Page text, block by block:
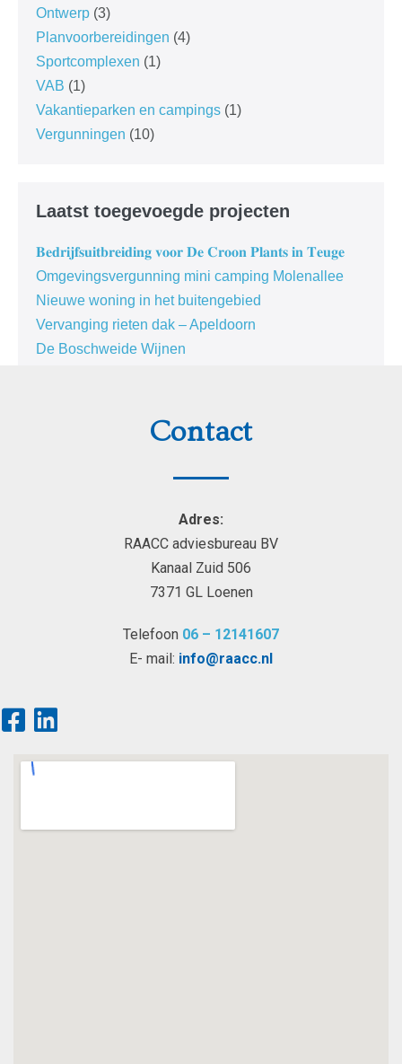
Ontwerp (3)
Planvoorbereidingen (4)
Sportcomplexen (1)
VAB (1)
Vakantieparken en campings (1)
Vergunningen (10)
Laatst toegevoegde projecten
𝐁𝐞𝐝𝐫𝐢𝐣𝐟𝐬𝐮𝐢𝐭𝐛𝐫𝐞𝐢𝐝𝐢𝐧𝐠 𝐯𝐨𝐨𝐫 𝐃𝐞 𝐂𝐫𝐨𝐨𝐧 𝐏𝐥𝐚𝐧𝐭𝐬 𝐢𝐧 𝐓𝐞𝐮𝐠𝐞
Omgevingsvergunning mini camping Molenallee
Nieuwe woning in het buitengebied
Vervanging rieten dak – Apeldoorn
De Boschweide Wijnen
Contact
Adres:
RAACC adviesbureau BV
Kanaal Zuid 506
7371 GL Loenen
Telefoon 06 – 12141607
E- mail: info@raacc.nl